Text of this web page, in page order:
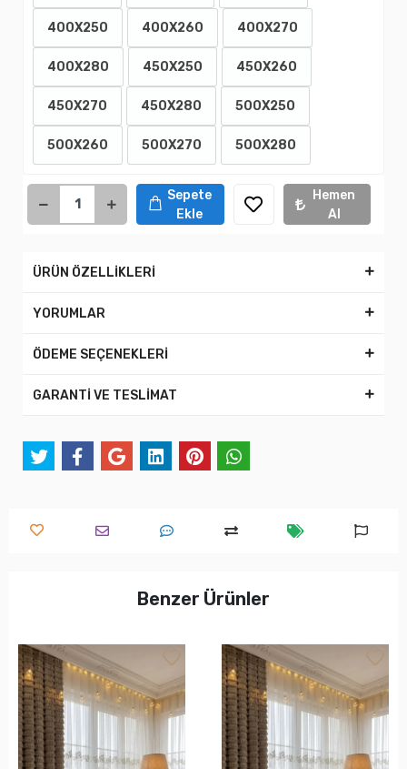
400X250 400X260 400X270
400X280 450X250 450X260
450X270 450X280 500X250
500X260 500X270 500X280
Sepete
Ekle
Hemen
Al
ÜRÜN ÖZELLİKLERİ
YORUMLAR
ÖDEME SEÇENEKLERİ
GARANTİ VE TESLİMAT
Benzer Ürünler